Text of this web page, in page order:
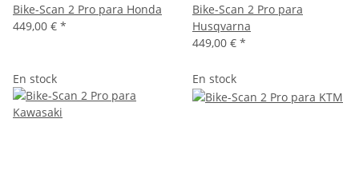
Bike-Scan 2 Pro para Honda
449,00 € *
Bike-Scan 2 Pro para
Husqvarna
449,00 € *
En stock En stock